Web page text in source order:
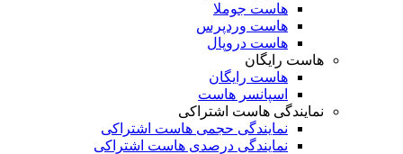
هاست جوملا
هاست وردپرس
هاست دروپال
هاست رایگان
هاست رایگان
اسپانسر هاست
نمایندگی هاست اشتراکی
نمایندگی حجمی هاست اشتراکی
نمایندگی درصدی هاست اشتراکی